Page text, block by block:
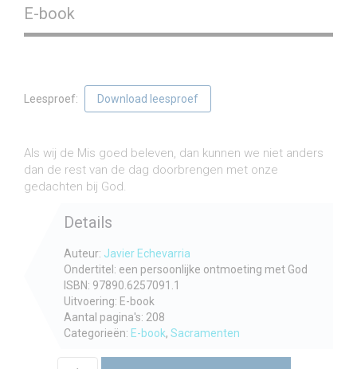
E-book
Leesproef: Download leesproef
Als wij de Mis goed beleven, dan kunnen we niet anders
dan de rest van de dag doorbrengen met onze
gedachten bij God.
Details
Auteur: Javier Echevarria
Ondertitel: een persoonlijke ontmoeting met God
ISBN: 97890.6257091.1
Uitvoering: E-book
Aantal pagina's: 208
Categorieën: E-book, Sacramenten